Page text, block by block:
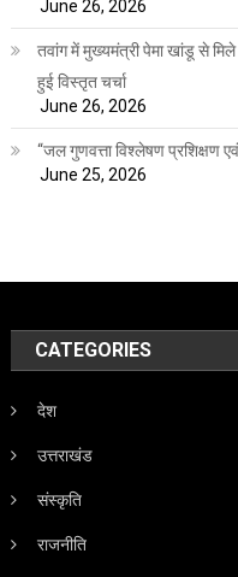
June 26, 2026
तवांग में मुख्यमंत्री पेमा खांडू से
हुई विस्तृत चर्चा
June 26, 2026
“जल गुणवत्ता विश्लेषण प्रशिक्षण
June 25, 2026
CATEGORIES
देश
उत्तराखंड
संस्कृति
राजनीति